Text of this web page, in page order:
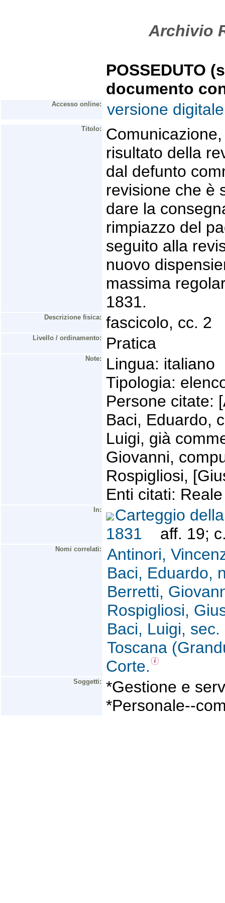
Archivio
POSSEDUTO
documento
Accesso online: versione digitale
Titolo:
risultato della
dal defunto
revisione che è
dare la
rimpiazzo del
seguito alla
nuovo
massima
1831.
Descrizione fisica: fascicolo, cc. 2
Livello / ordinamento: Pratica
Note:
Lingua: italiano
Tipologia:
Persone citate:
Baci, Eduardo,
Luigi, già
Giovanni,
Rospigliosi,
Enti citati:
In:
Carteggio
1831
aff. 19;
Nomi correlati:
Antinori,
Baci, Eduardo,
Berretti,
Rospigliosi,
Baci, Luigi,
Toscana
Corte.
Soggetti:
*Gestione e
*Personale--